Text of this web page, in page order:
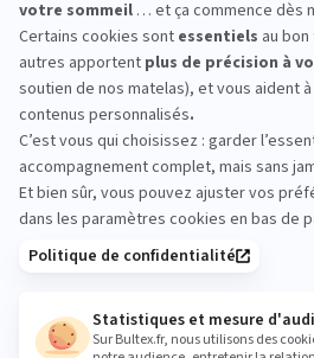
Partager cet article